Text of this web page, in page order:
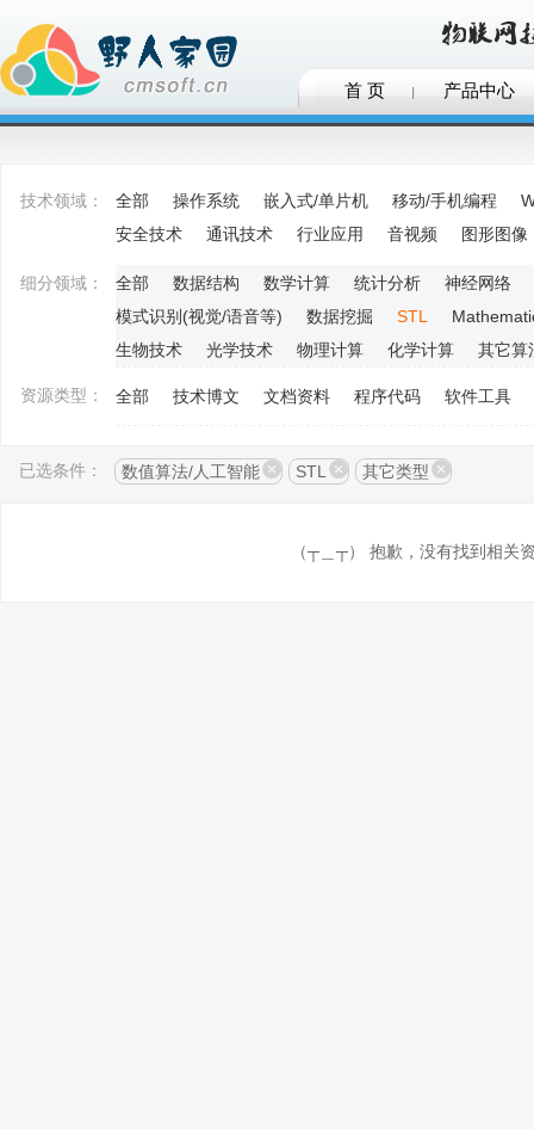
首 页 产品中心
技术领域： 全部 操作系统 嵌入式/单片机 移动/手机编程
安全技术
通讯技术 行业应用 音视频 图形图像
细分领域： 全部 数据结构 数学计算 统计分析
神经网络
模式识别(视觉/语音等)
数据挖掘 STL
生物技术
光学技术 物理计算 化学计算 其它算
资源类型： 全部 技术博文 文档资料 程序代码 软件工具
已选条件： 数值算法/人工智能 STL 其它类型
（┬＿┬） 抱歉，没有找到相关